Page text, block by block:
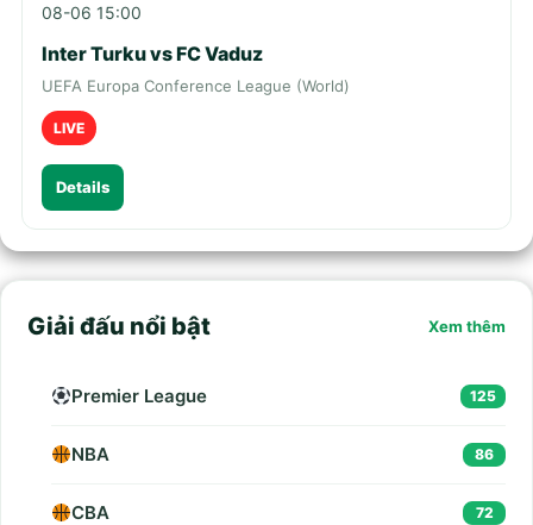
08-06 15:00
Inter Turku vs FC Vaduz
UEFA Europa Conference League (World)
LIVE
Details
Giải đấu nổi bật Xem thêm
Premier League 125
NBA 86
CBA 72